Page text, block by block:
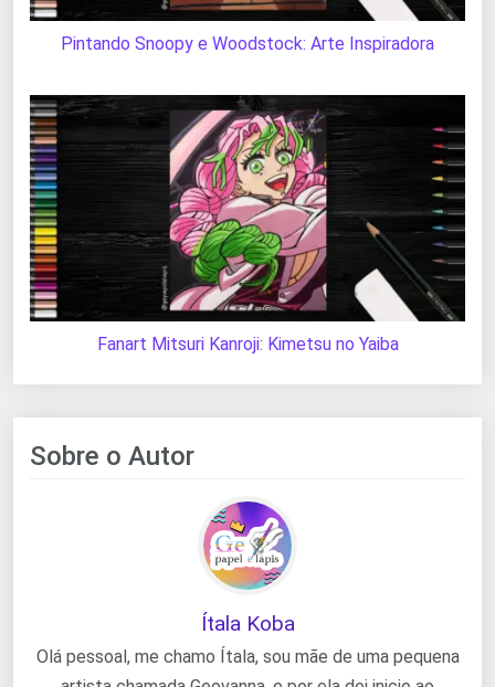
Pintando Snoopy e Woodstock: Arte Inspiradora
Fanart Mitsuri Kanroji: Kimetsu no Yaiba
Sobre o Autor
Ítala Koba
Olá pessoal, me chamo Ítala, sou mãe de uma pequena